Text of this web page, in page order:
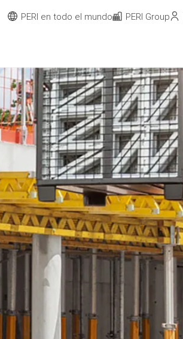
PERI en todo el mundo PERI Group